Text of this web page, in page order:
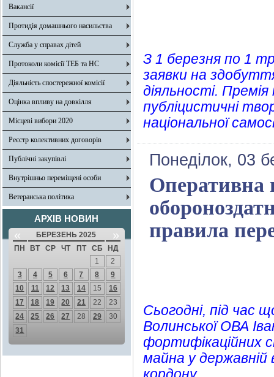
Вакансії
Протидія домашнього насильства
Служба у справах дітей
Протоколи комісії ТЕБ та НС
Діяльність спостережної комісії
Оцінка впливу на довкілля
Місцеві вибори 2020
Реєстр колективних договорів
Публічні закупівлі
Внутрішньо переміщені особи
Ветеранська політика
АРХІВ НОВИН
« БЕРЕЗЕНЬ 2025 »
ПН ВТ СР ЧТ ПТ СБ
НД
1
2
3
4 5 6 7 8
9
10
11 12 13 14 15
16
17
18 19 20 21 22
23
24
25 26 27 28 29
30
31
З 1 березня по 1
заявки на здобуття
діяльності.
публіцистичні
національної
Понеділок, 03
Оперативна
правила
Сьогодні, під час
Волинської ОВА
фортифікаційних
майна у державній